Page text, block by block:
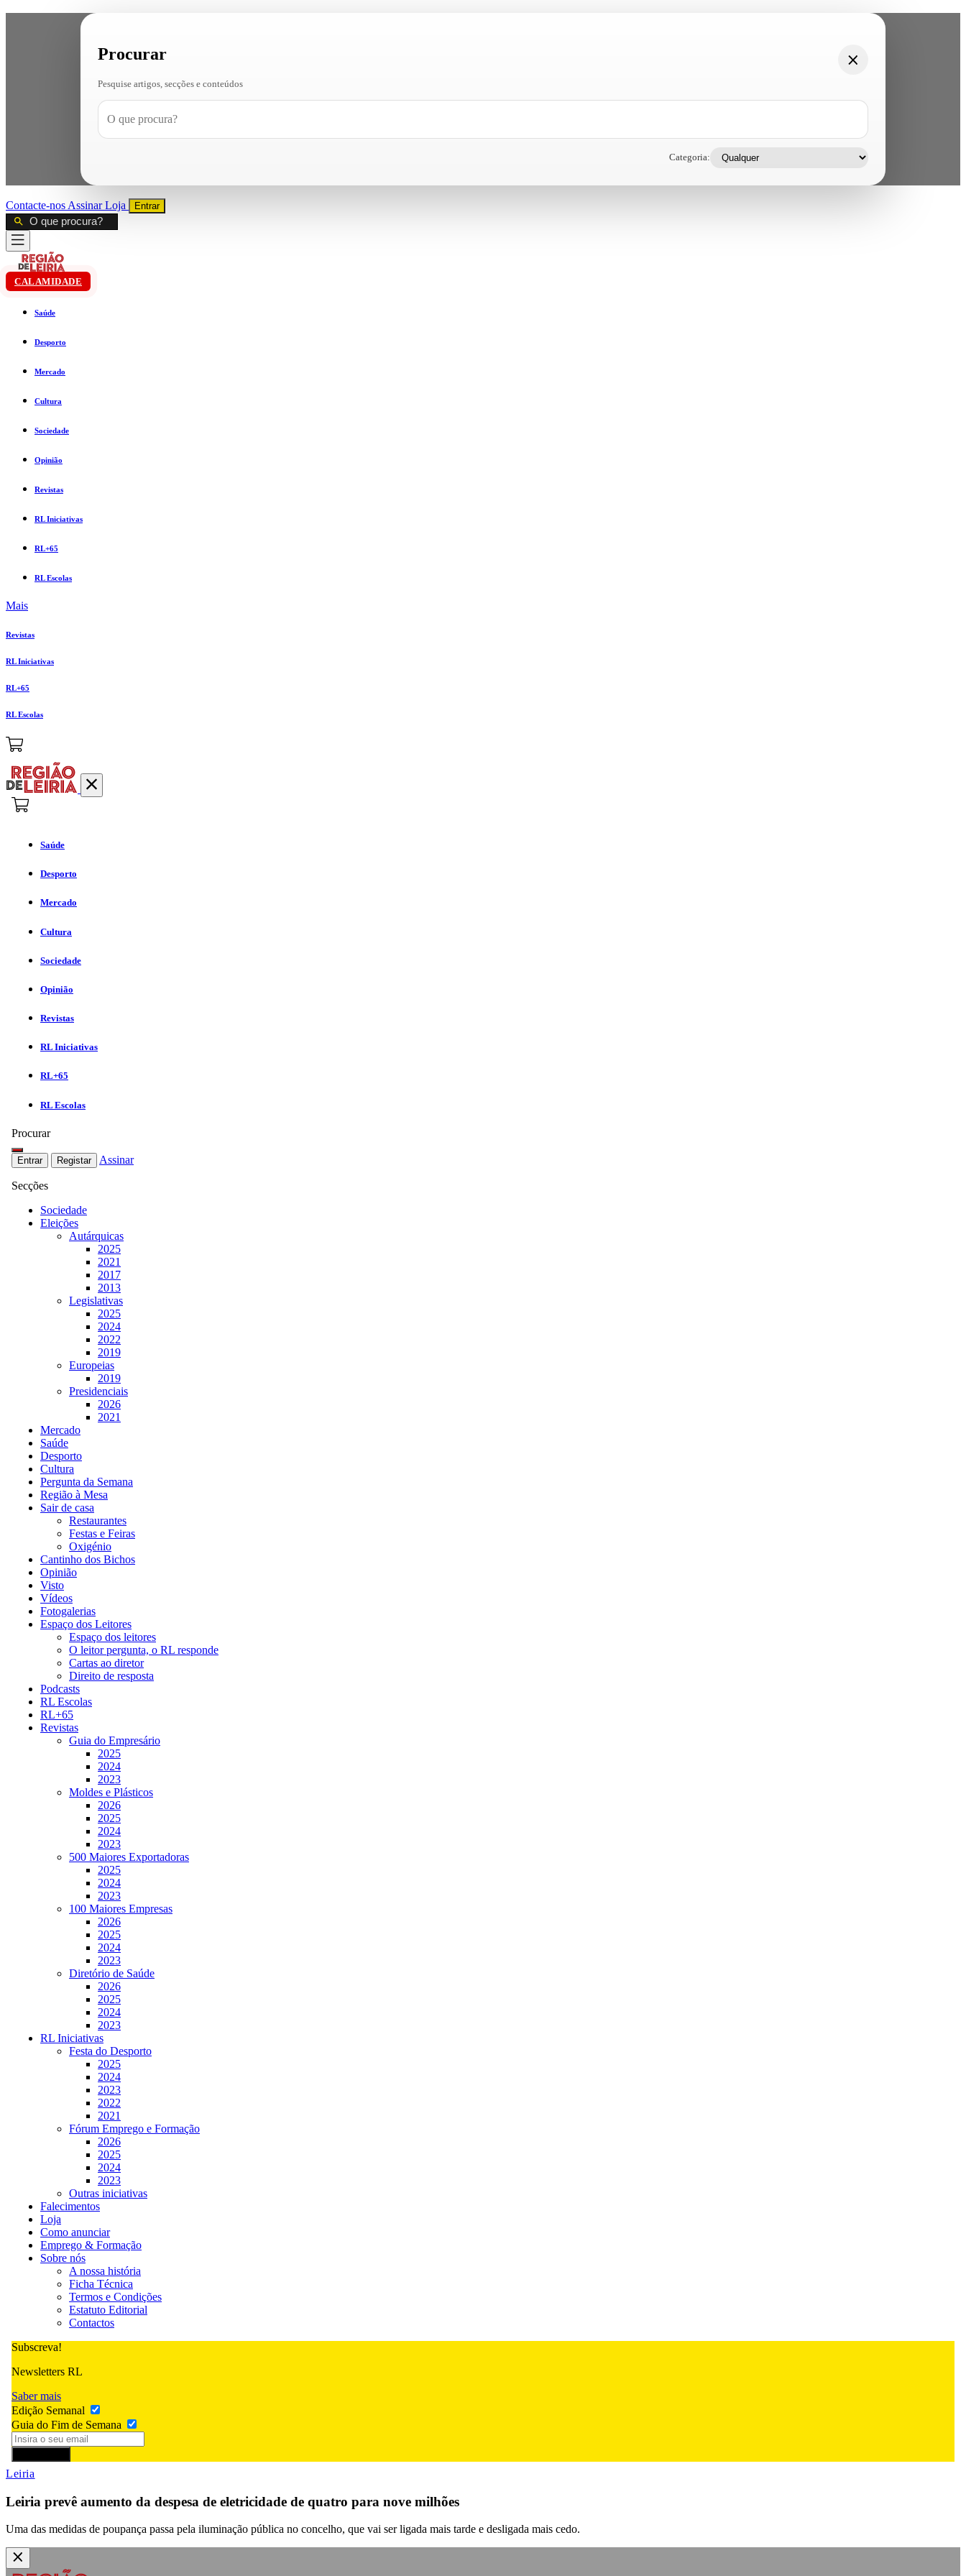
Procurar
Pesquise artigos, secções e conteúdos
Categoria:
Contacte-nos AssinarLoja Entrar
CALAMIDADE
Saúde
Desporto
Mercado
Cultura
Sociedade
Opinião
Revistas
RL Iniciativas
RL+65
RL Escolas
Mais
Revistas
RL Iniciativas
RL+65
RL Escolas
Saúde
Desporto
Mercado
Cultura
Sociedade
Opinião
Revistas
RL Iniciativas
RL+65
RL Escolas
Procurar
Entrar Registar Assinar
Secções
Sociedade
Eleições
Autárquicas
2025
2021
2017
2013
Legislativas
2025
2024
2022
2019
Europeias
2019
Presidenciais
2026
2021
Mercado
Saúde
Desporto
Cultura
Pergunta da Semana
Região à Mesa
Sair de casa
Restaurantes
Festas e Feiras
Oxigénio
Cantinho dos Bichos
Opinião
Visto
Vídeos
Fotogalerias
Espaço dos Leitores
Espaço dos leitores
O leitor pergunta, o RL responde
Cartas ao diretor
Direito de resposta
Podcasts
RL Escolas
RL+65
Revistas
Guia do Empresário
2025
2024
2023
Moldes e Plásticos
2026
2025
2024
2023
500 Maiores Exportadoras
2025
2024
2023
100 Maiores Empresas
2026
2025
2024
2023
Diretório de Saúde
2026
2025
2024
2023
RL Iniciativas
Festa do Desporto
2025
2024
2023
2022
2021
Fórum Emprego e Formação
2026
2025
2024
2023
Outras iniciativas
Falecimentos
Loja
Como anunciar
Emprego & Formação
Sobre nós
A nossa história
Ficha Técnica
Termos e Condições
Estatuto Editorial
Contactos
Subscreva!
Newsletters RL
Saber mais
Edição Semanal
Guia do Fim de Semana
Leiria
Leiria prevê aumento da despesa de eletricidade de quatro para nove milhões
Uma das medidas de poupança passa pela iluminação pública no concelho, que vai ser ligada mais tarde e desligada mais cedo.